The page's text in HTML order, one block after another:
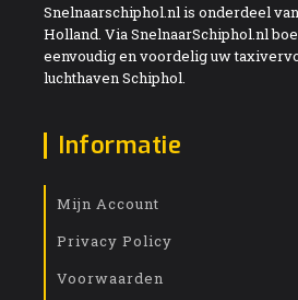
Snelnaarschiphol.nl is onderdeel
Holland. Via SnelnaarSchiphol.nl
eenvoudig en voordelig uw
luchthaven Schiphol.
Informatie
Mijn Account
Privacy Policy
Voorwaarden